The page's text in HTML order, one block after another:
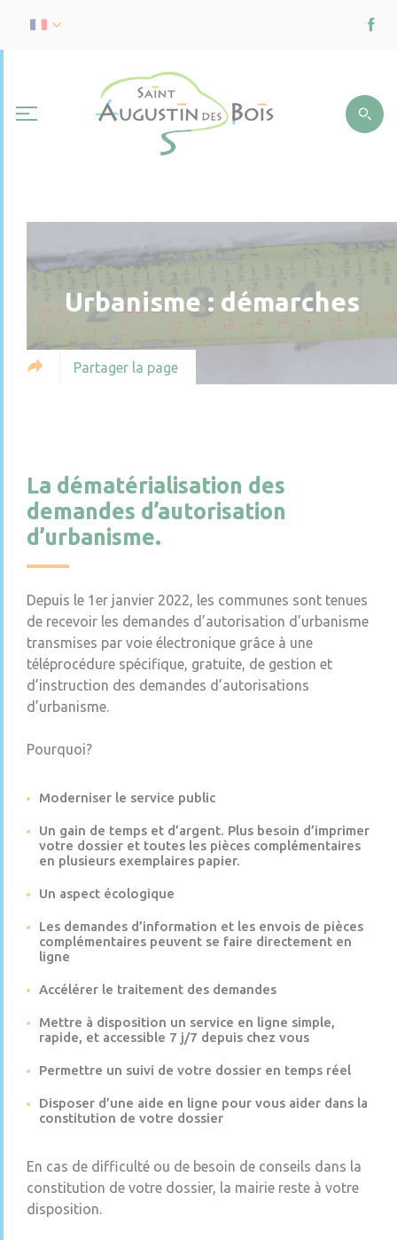
Urbanisme : démarches
Partager la page
La dématérialisation des
demandes d’autorisation
d’urbanisme.
Depuis le 1er janvier 2022, les communes sont tenues
de recevoir les demandes d’autorisation d’urbanisme
transmises par voie électronique grâce à une
téléprocédure spécifique, gratuite, de gestion et
d’instruction des demandes d’autorisations
d’urbanisme.
Pourquoi?
Moderniser le service public
Un gain de temps et d’argent. Plus besoin d’imprimer
votre dossier et toutes les pièces complémentaires
en plusieurs exemplaires papier.
Un aspect écologique
Les demandes d’information et les envois de pièces
complémentaires peuvent se faire directement en
ligne
Accélérer le traitement des demandes
Mettre à disposition un service en ligne simple,
rapide, et accessible 7 j/7 depuis chez vous
Permettre un suivi de votre dossier en temps réel
Disposer d’une aide en ligne pour vous aider dans la
constitution de votre dossier
En cas de difficulté ou de besoin de conseils dans la
constitution de votre dossier, la mairie reste à votre
disposition.